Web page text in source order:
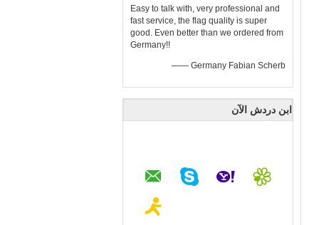
Easy to talk with, very professional and
fast service, the flag quality is super
good. Even better than we ordered from
Germany!!
—— Germany Fabian Scherb
ابن دردش الآن